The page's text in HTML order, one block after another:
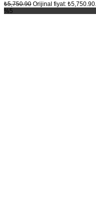
₺5,750.90 Orijinal fiyat: ₺5,750.90.
%5